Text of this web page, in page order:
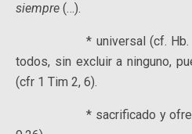
siempre (…).
* universal (cf. Hb.
todos, sin excluir a ninguno,
(cfr 1 Tim 2, 6).
* sacrificado y ofrecido